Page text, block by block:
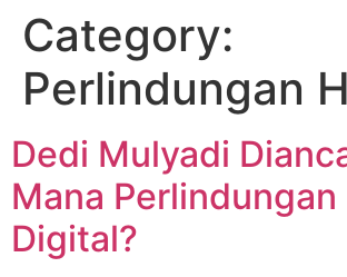
Category:
Perlindungan
Dedi Mulyadi
Mana Perlindungan
Digital?